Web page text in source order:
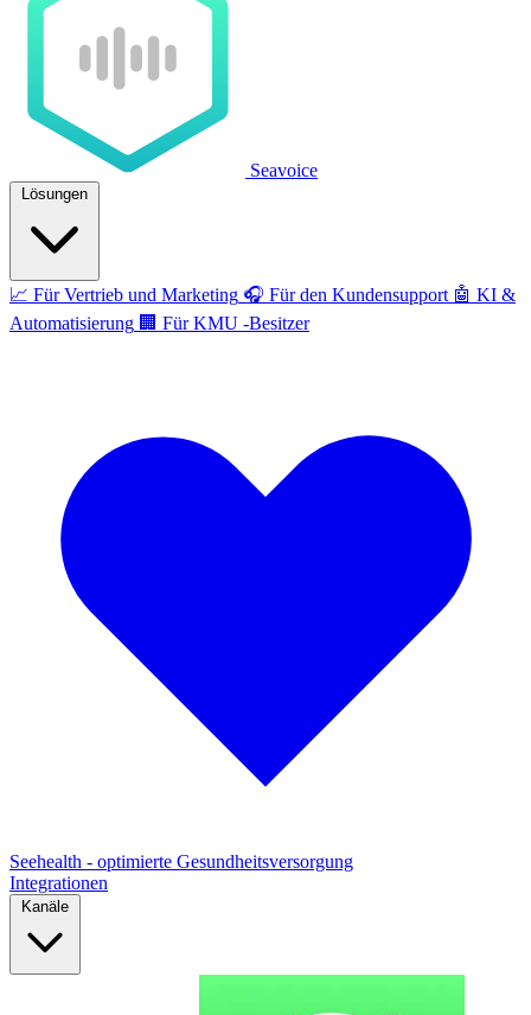
Seavoice
Lösungen
📈 Für Vertrieb und Marketing 🎧 Für den Kundensupport 🤖 KI &
Automatisierung 🏢 Für KMU -Besitzer
Seehealth - optimierte Gesundheitsversorgung
Integrationen
Kanäle